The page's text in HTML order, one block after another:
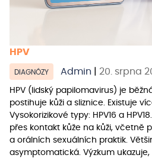
HPV
DIAGNÓZY Admin 20. srpna
HPV (lidský papilomavirus) je
postihuje kůži a sliznice. Existuje
Vysokorizikové typy: HPV16 a
přes kontakt kůže na kůži, včetně
a orálních sexuálních praktik.
asymptomatická. Výzkum